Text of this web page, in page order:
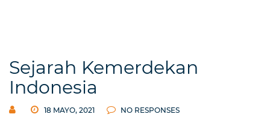
Sejarah Kemerdekan
Indonesia
18 MAYO, 2021 NO RESPONSES